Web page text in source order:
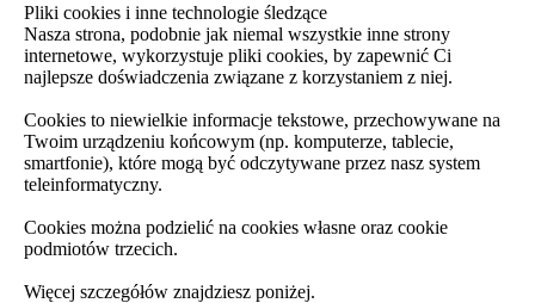
Pliki cookies i inne technologie śledzące
Nasza strona, podobnie jak niemal wszystkie inne strony
internetowe, wykorzystuje pliki cookies, by zapewnić Ci
najlepsze doświadczenia związane z korzystaniem z niej.
Cookies to niewielkie informacje tekstowe, przechowywane na
Twoim urządzeniu końcowym (np. komputerze, tablecie,
smartfonie), które mogą być odczytywane przez nasz system
teleinformatyczny.
Cookies można podzielić na cookies własne oraz cookie
podmiotów trzecich.
Więcej szczegółów znajdziesz poniżej.